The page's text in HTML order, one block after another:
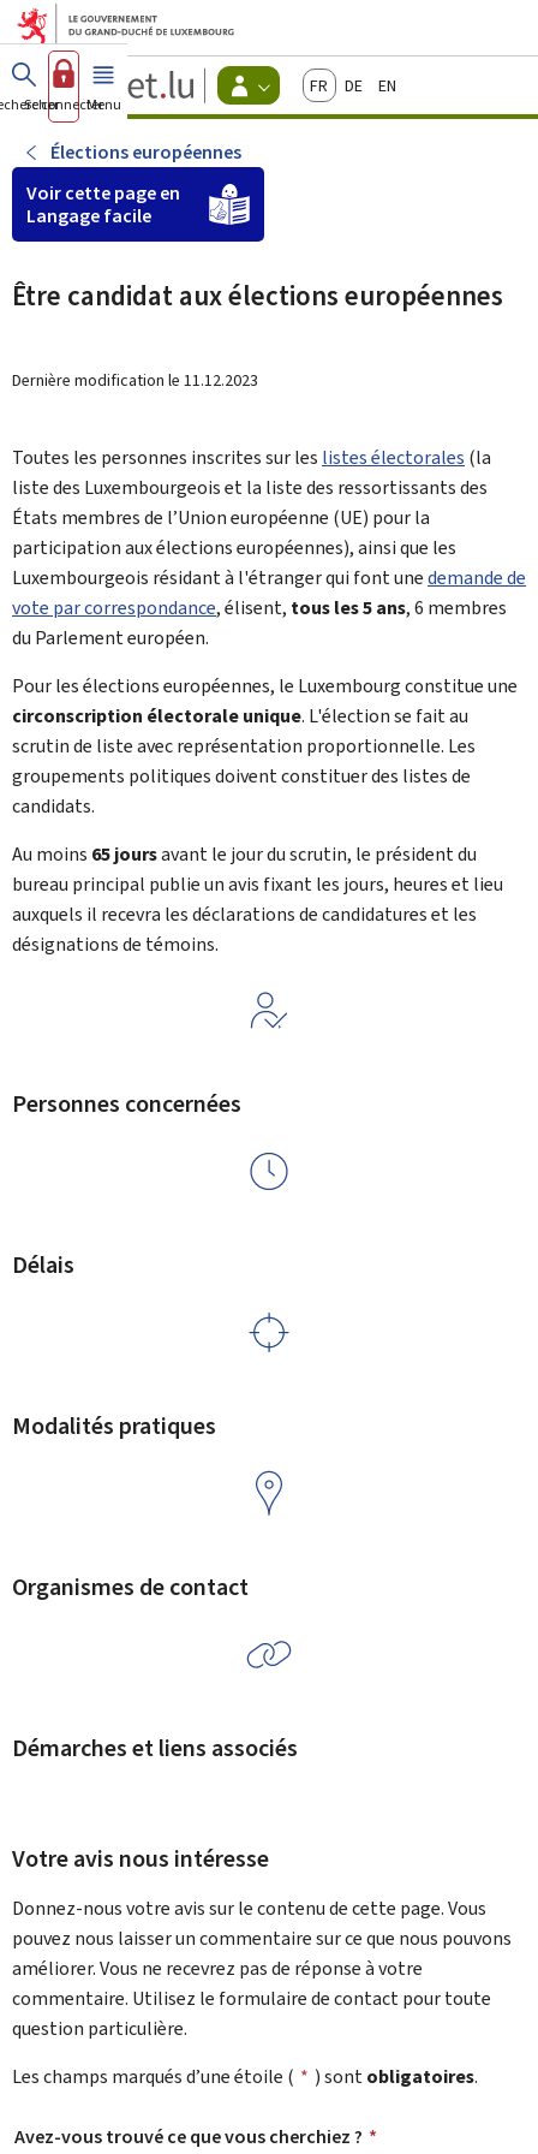
Aller au menu principal
Aller au contenu
Guichet.lu
Changer
d'espace
Menu
FrançaisDeutschEnglish
Se connecterMenu principal
Élections européennes
Voir cette page en
Langage facile
Être candidat aux élections européennes
Dernière modification le 11.12.2023
Toutes les personnes inscrites sur les listes électorales (la
liste des Luxembourgeois et la liste des ressortissants des
États membres de l’Union européenne (UE) pour la
participation aux élections européennes), ainsi que les
Luxembourgeois résidant à l'étranger qui font unedemande de
vote par correspondance, élisent, tous les 5 ans, 6 membres
du Parlement européen.
Pour les élections européennes, le Luxembourg constitue une
circonscription électorale unique. L'élection se fait au
scrutin de liste avec représentation proportionnelle. Les
groupements politiques doivent constituer des listes de
candidats.
Au moins 65 joursavant le jour du scrutin, le président du
bureau principal publie un avis fixant les jours, heures et lieu
auxquels il recevra les déclarations de candidatures et les
désignations de témoins.
Personnes concernées
Délais
Modalités pratiques
Organismes de contact
Démarches et liens associés
Votre avis nous intéresse
Donnez-nous votre avis sur le contenu de cette page. Vous
pouvez nous laisser un commentaire sur ce que nous pouvons
améliorer. Vous ne recevrez pas de réponse à votre
commentaire. Utilisez le formulaire de contact pour toute
question particulière.
Les champs marqués d’une étoile ( * ) sontobligatoires.
Avez-vous trouvé ce que vous cherchiez ? *